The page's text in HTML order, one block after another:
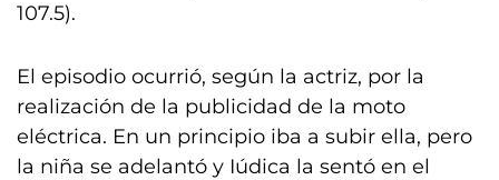
107.5).
El episodio ocurrió, según la actriz, por la
realización de la publicidad de la moto
eléctrica. En un principio iba a subir ella, pero
la niña se adelantó y Iúdica la sentó en el